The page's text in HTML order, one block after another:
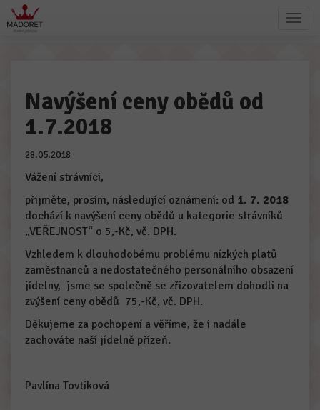
Navýšení ceny obědů od
1.7.2018
28.05.2018
Vážení strávníci,
přijměte, prosím, následující oznámení: od 1. 7. 2018
dochází k navýšení ceny obědů u kategorie strávníků
„VEŘEJNOST“ o 5,-Kč, vč. DPH.
Vzhledem k dlouhodobému problému nízkých platů
zaměstnanců a nedostatečného personálního obsazení
jídelny, jsme se společně se zřizovatelem dohodli na
zvýšení ceny obědů 75,-Kč, vč. DPH.
Děkujeme za pochopení a věříme, že i nadále
zachováte naší jídelně přízeň.
Pavlína Tovtiková